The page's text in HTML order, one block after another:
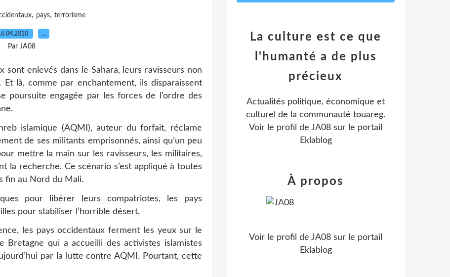
, pays, terrorisme
…
Par JA08
sont enlevés dans le Sahara, leurs ravisseurs non
là, comme par enchantement, ils disparaissent
poursuite engagée par les forces de l’ordre des
islamique (AQMI), auteur du forfait, réclame
de ses militants emprisonnés, ainsi qu’un peu
mettre la main sur les ravisseurs, les militaires,
la recherche. Ce scénario s’est appliqué à toutes
fin au Nord du Mali.
pour libérer leurs compatriotes, les pays
pour stabiliser l’horrible désert.
les pays occidentaux ferment les yeux sur le
Bretagne qui a accueilli des activistes islamistes
par la lutte contre AQMI. Pourtant, cette
La culture est ce que
l'humanté a de plus
précieux
Actualités politique, économique et
culturel de la communauté touareg.
Voir le profil de JA08 sur le portail
Eklablog
À propos
Voir le profil de JA08 sur le portail
Eklablog